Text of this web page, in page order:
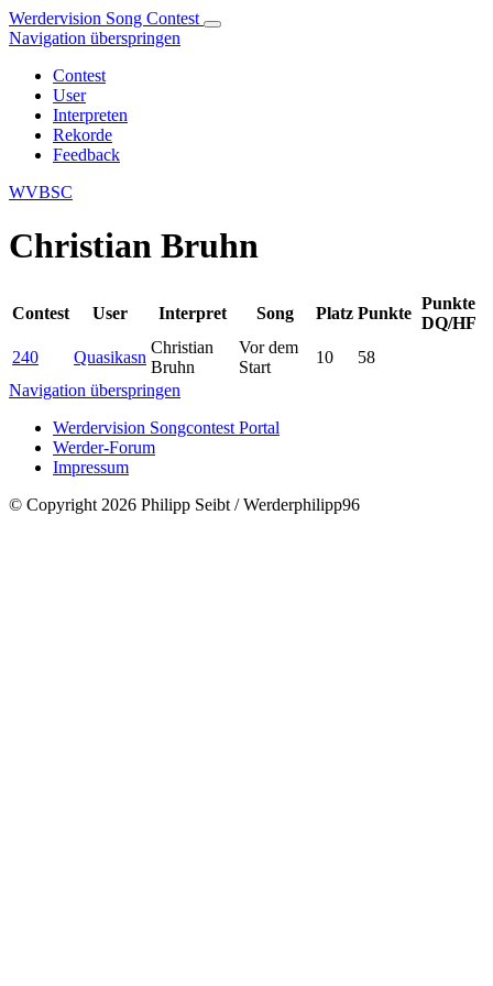
Werdervision Song Contest
Navigation überspringen
Contest
User
Interpreten
Rekorde
Feedback
WVBSC
Christian Bruhn
Contest User Interpret Song Platz Punkte
Punkte
DQ/HF
240
Quasikasn
Christian
Bruhn
Vor dem
Start
10
58
Navigation überspringen
Werdervision Songcontest Portal
Werder-Forum
Impressum
© Copyright 2026 Philipp Seibt / Werderphilipp96